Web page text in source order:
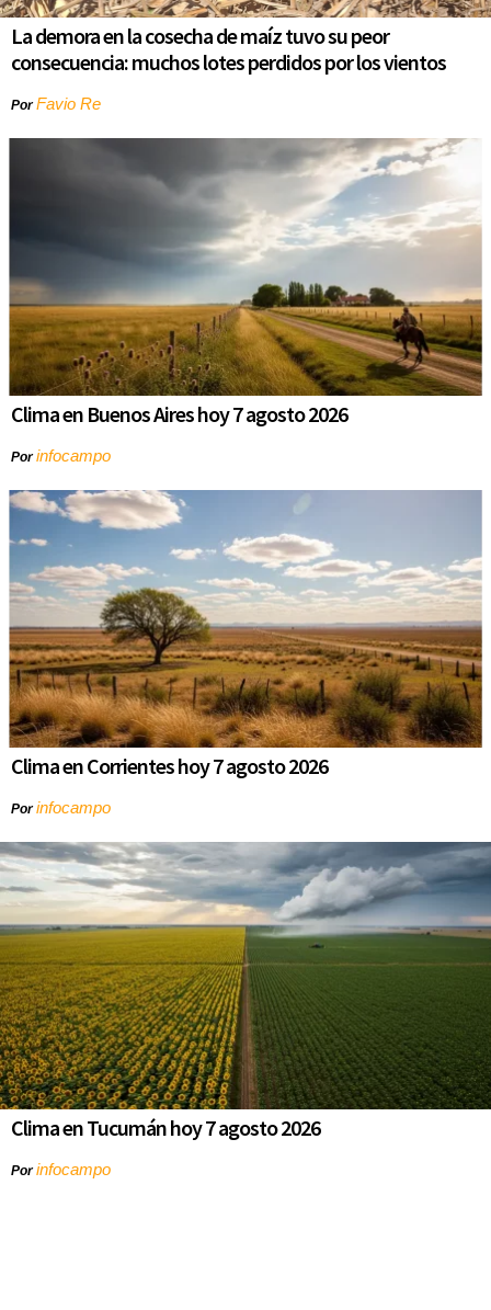
La demora en la cosecha de maíz tuvo su peor
consecuencia: muchos lotes perdidos por los vientos
PorFavio Re
Clima en Buenos Aires hoy 7 agosto 2026
Porinfocampo
Clima en Corrientes hoy 7 agosto 2026
Porinfocampo
Clima en Tucumán hoy 7 agosto 2026
Porinfocampo